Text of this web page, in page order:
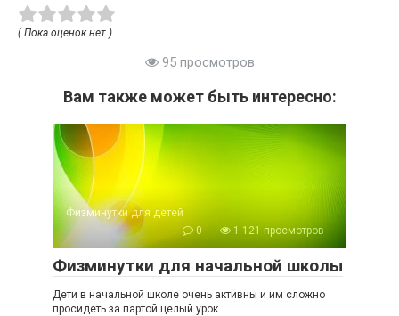
( Пока оценок нет )
95 просмотров
Вам также может быть интересно:
Физминутки для детей
0
1 121 просмотров
Физминутки для начальной школы
Дети в начальной школе очень активны и им сложно
просидеть за партой целый урок